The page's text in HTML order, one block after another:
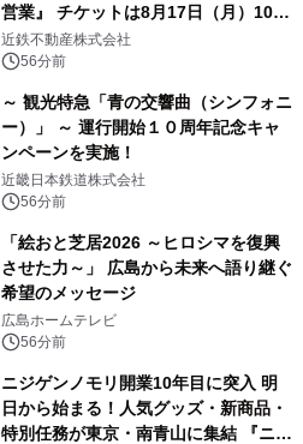
営業』 チケットは8月17日（月）10時
00分から販売開始！
近鉄不動産株式会社
56分前
～ 観光特急「青の交響曲（シンフォニ
ー）」 ～ 運行開始１０周年記念キャ
ンペーンを実施！
近畿日本鉄道株式会社
56分前
「絵おと芝居2026 ～ヒロシマを復興
させた力～」 広島から未来へ語り継ぐ
希望のメッセージ
広島ホームテレビ
56分前
ニジゲンノモリ開業10年目に突入 明
日から始まる！人気グッズ・新商品・
特別任務が東京・南青山に集結 『ニジ